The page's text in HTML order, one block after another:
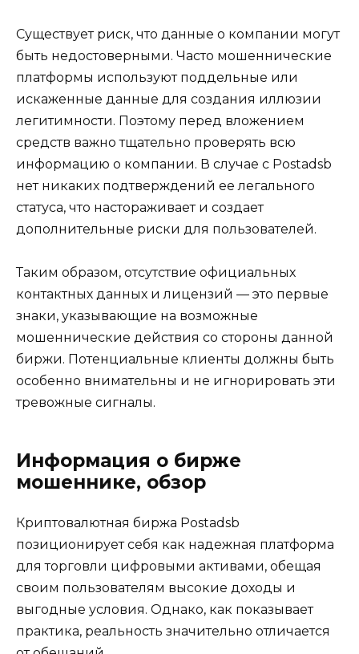
Существует риск, что данные о компании могут
быть недостоверными. Часто мошеннические
платформы используют поддельные или
искаженные данные для создания иллюзии
легитимности. Поэтому перед вложением
средств важно тщательно проверять всю
информацию о компании. В случае с Postadsb
нет никаких подтверждений ее легального
статуса, что настораживает и создает
дополнительные риски для пользователей.
Таким образом, отсутствие официальных
контактных данных и лицензий — это первые
знаки, указывающие на возможные
мошеннические действия со стороны данной
биржи. Потенциальные клиенты должны быть
особенно внимательны и не игнорировать эти
тревожные сигналы.
Информация о бирже
мошеннике, обзор
Криптовалютная биржа Postadsb
позиционирует себя как надежная платформа
для торговли цифровыми активами, обещая
своим пользователям высокие доходы и
выгодные условия. Однако, как показывает
практика, реальность значительно отличается